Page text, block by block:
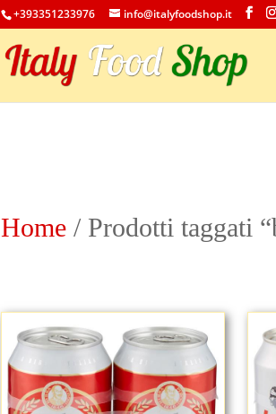
+393351233976 info@italyfoodshop.it
Home / Prodotti taggati